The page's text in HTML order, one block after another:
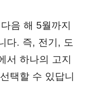
음 해 5월까지
다. 즉, 전기, 도
서 하나의 고지
택할 수 있답니